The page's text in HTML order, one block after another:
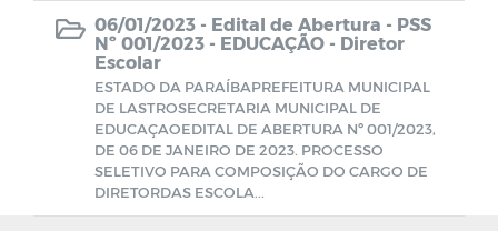
06/01/2023 - Edital de Abertura - PSS
Nº 001/2023 - EDUCAÇÃO - Diretor
Escolar
ESTADO DA PARAÍBAPREFEITURA MUNICIPAL
DE LASTROSECRETARIA MUNICIPAL DE
EDUCAÇAOEDITAL DE ABERTURA Nº 001/2023,
DE 06 DE JANEIRO DE 2023. PROCESSO
SELETIVO PARA COMPOSIÇÃO DO CARGO DE
DIRETORDAS ESCOLA...